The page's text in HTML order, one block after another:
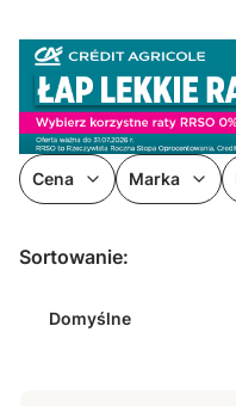
Cena Marka
Lista
Sortowanie:
Domyślne